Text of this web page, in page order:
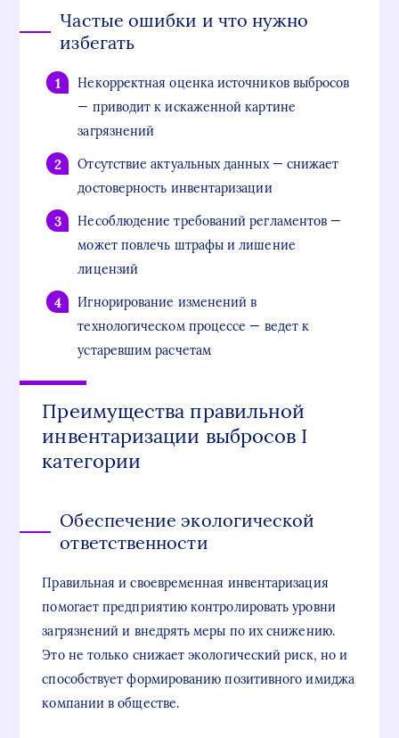
Частые ошибки и что нужно
избегать
Некорректная оценка источников выбросов
— приводит к искаженной картине
загрязнений
Отсутствие актуальных данных — снижает
достоверность инвентаризации
Несоблюдение требований регламентов —
может повлечь штрафы и лишение
лицензий
Игнорирование изменений в
технологическом процессе — ведет к
устаревшим расчетам
Преимущества правильной
инвентаризации выбросов I
категории
Обеспечение экологической
ответственности
Правильная и своевременная инвентаризация
помогает предприятию контролировать уровни
загрязнений и внедрять меры по их снижению.
Это не только снижает экологический риск, но и
способствует формированию позитивного имиджа
компании в обществе.